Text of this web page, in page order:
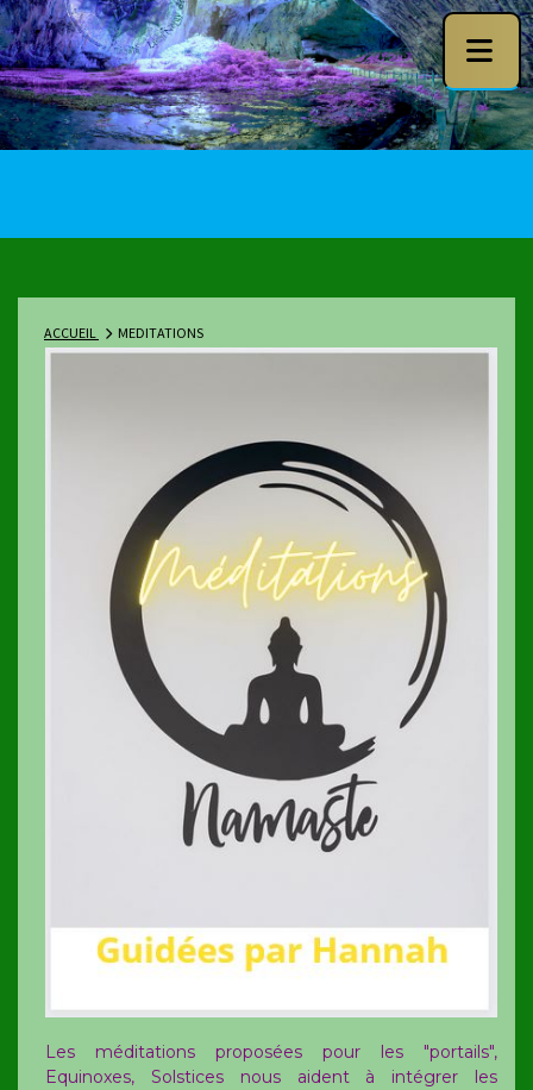
ACCUEIL MEDITATIONS
Les méditations proposées pour les "portails",
Equinoxes, Solstices nous aident à intégrer les